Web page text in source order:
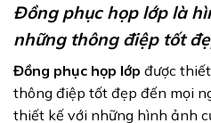
Đồng phục họp lớp là
những thông điệp tốt
Đồng phục họp lớp được
thông điệp tốt đẹp đến mọi
thiết kế với những hình ảnh